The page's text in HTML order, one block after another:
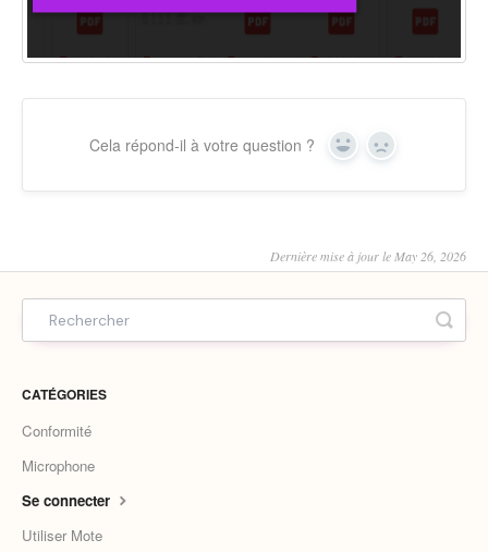
Cela répond-il à votre question ? Yes No
Dernière mise à jour le May 26, 2026
CATÉGORIES
Conformité
Microphone
Se connecter
Utiliser Mote